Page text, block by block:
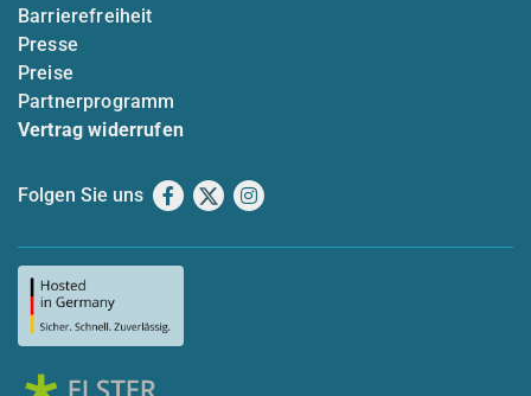
Barrierefreiheit
Presse
Preise
Partnerprogramm
Vertrag widerrufen
Folgen Sie uns Facebook
X Instagram